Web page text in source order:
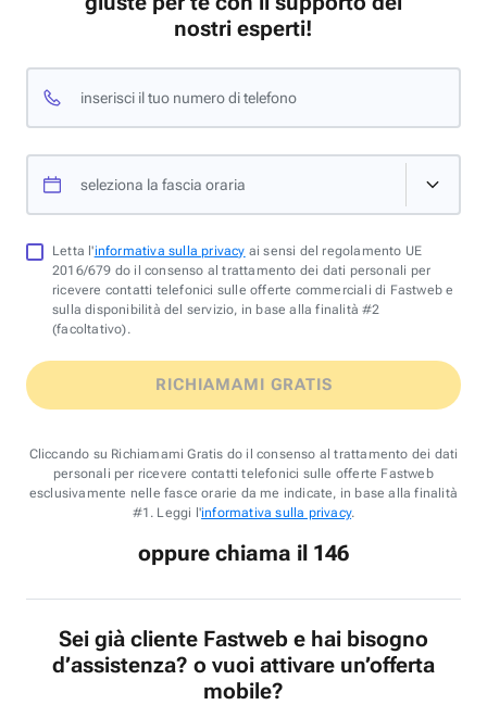
nostri esperti!
inserisci il tuo numero di telefono
seleziona la fascia oraria
Letta l'informativa sulla privacy ai sensi del regolamento UE
2016/679 do il consenso al trattamento dei dati personali per
ricevere contatti telefonici sulle offerte commerciali di Fastweb e
sulla disponibilità del servizio, in base alla finalità #2
(facoltativo).
RICHIAMAMI GRATIS
Cliccando su Richiamami Gratis do il consenso al trattamento dei dati
personali per ricevere contatti telefonici sulle offerte Fastweb
esclusivamente nelle fasce orarie da me indicate, in base alla finalità
#1. Leggi l'informativa sulla privacy.
oppure chiama il 146
Sei già cliente Fastweb e hai bisogno
d’assistenza? o vuoi attivare un’offerta
mobile?